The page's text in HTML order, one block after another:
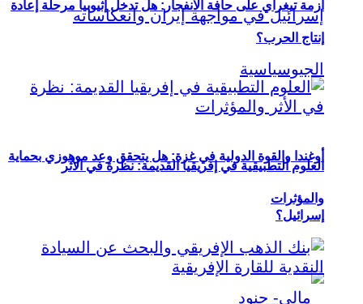
أوغندا والقوة الدولية في غزة: هل يتحقق وعد موهوزي بحماية
إسرائيل؟
أزمة تيغراي على حافة الانفجار: هل تدخل إثيوبيا مرحلة إعادة
إنتاج الحرب؟
العلوم التطبيقية في إفريقيا القديمة: نظرة في الأثر
والمؤثرات